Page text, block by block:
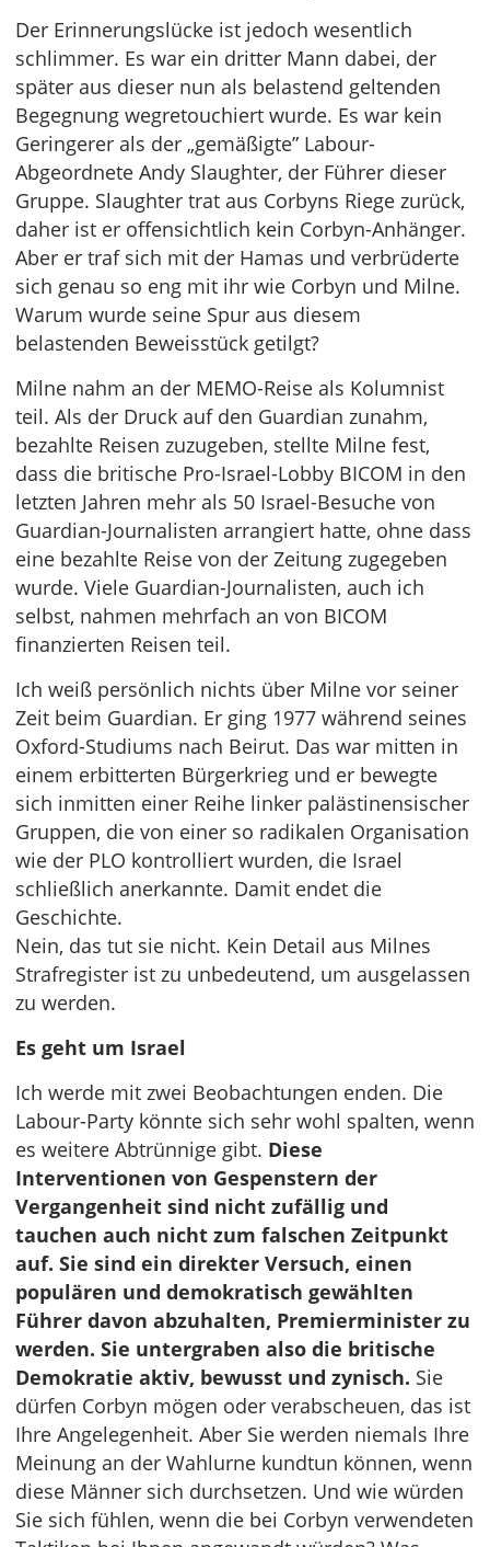
Der Erinnerungslücke ist jedoch wesentlich
schlimmer. Es war ein dritter Mann dabei, der
später aus dieser nun als belastend geltenden
Begegnung wegretouchiert wurde. Es war kein
Geringerer als der „gemäßigte” Labour-
Abgeordnete Andy Slaughter, der Führer dieser
Gruppe. Slaughter trat aus Corbyns Riege zurück,
daher ist er offensichtlich kein Corbyn-Anhänger.
Aber er traf sich mit der Hamas und verbrüderte
sich genau so eng mit ihr wie Corbyn und Milne.
Warum wurde seine Spur aus diesem
belastenden Beweisstück getilgt?
Milne nahm an der MEMO-Reise als Kolumnist
teil. Als der Druck auf den Guardian zunahm,
bezahlte Reisen zuzugeben, stellte Milne fest,
dass die britische Pro-Israel-Lobby BICOM in den
letzten Jahren mehr als 50 Israel-Besuche von
Guardian-Journalisten arrangiert hatte, ohne dass
eine bezahlte Reise von der Zeitung zugegeben
wurde. Viele Guardian-Journalisten, auch ich
selbst, nahmen mehrfach an von BICOM
finanzierten Reisen teil.
Ich weiß persönlich nichts über Milne vor seiner
Zeit beim Guardian. Er ging 1977 während seines
Oxford-Studiums nach Beirut. Das war mitten in
einem erbitterten Bürgerkrieg und er bewegte
sich inmitten einer Reihe linker palästinensischer
Gruppen, die von einer so radikalen Organisation
wie der PLO kontrolliert wurden, die Israel
schließlich anerkannte. Damit endet die
Geschichte.
Nein, das tut sie nicht. Kein Detail aus Milnes
Strafregister ist zu unbedeutend, um ausgelassen
zu werden.
Es geht um Israel
Ich werde mit zwei Beobachtungen enden. Die
Labour-Party könnte sich sehr wohl spalten, wenn
es weitere Abtrünnige gibt. Diese
Interventionen von Gespenstern der
Vergangenheit sind nicht zufällig und
tauchen auch nicht zum falschen Zeitpunkt
auf. Sie sind ein direkter Versuch, einen
populären und demokratisch gewählten
Führer davon abzuhalten, Premierminister zu
werden. Sie untergraben also die britische
Demokratie aktiv, bewusst und zynisch. Sie
dürfen Corbyn mögen oder verabscheuen, das ist
Ihre Angelegenheit. Aber Sie werden niemals Ihre
Meinung an der Wahlurne kundtun können, wenn
diese Männer sich durchsetzen. Und wie würden
Sie sich fühlen, wenn die bei Corbyn verwendeten